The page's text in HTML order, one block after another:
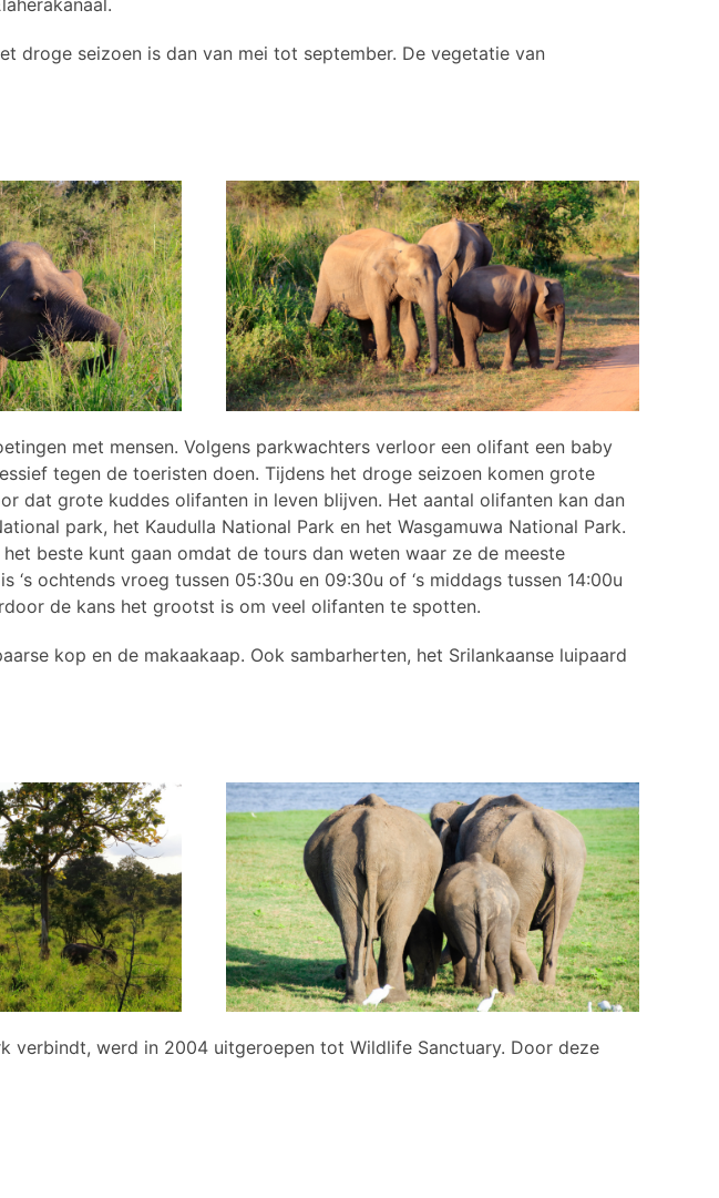
droge seizoen is dan van mei tot september. De vegetatie van
met mensen. Volgens parkwachters verloor een olifant een baby
tegen de toeristen doen. Tijdens het droge seizoen komen grote
dat grote kuddes olifanten in leven blijven. Het aantal olifanten kan dan
park, het Kaudulla National Park en het Wasgamuwa National Park.
beste kunt gaan omdat de tours dan weten waar ze de meeste
ochtends vroeg tussen 05:30u en 09:30u of ‘s middags tussen 14:00u
de kans het grootst is om veel olifanten te spotten.
kop en de makaakaap. Ook sambarherten, het Srilankaanse luipaard
verbindt, werd in 2004 uitgeroepen tot Wildlife Sanctuary. Door deze